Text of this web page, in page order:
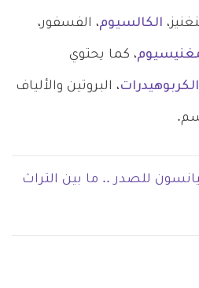
الكالسيوم، الفسفور،
، كما يحتوي
الكربوهيدرات، البروتين والألياف
للصدر .. ما بين التراث